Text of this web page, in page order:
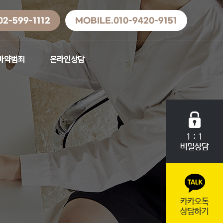
599-1112 MOBILE.010-9420-9151
약범죄 온라인상담